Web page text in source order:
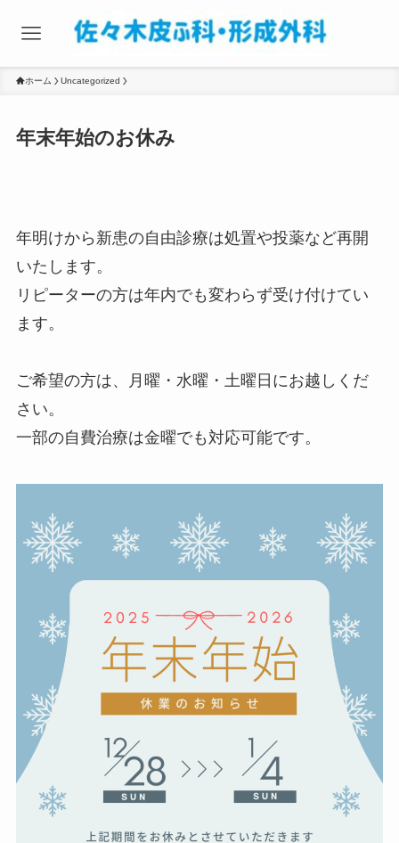
ホーム Uncategorized
年末年始のお休み
年明けから新患の自由診療は処置や投薬など再開
いたします。
リピーターの方は年内でも変わらず受け付けてい
ます。
ご希望の方は、月曜・水曜・土曜日にお越しくだ
さい。
一部の自費治療は金曜でも対応可能です。